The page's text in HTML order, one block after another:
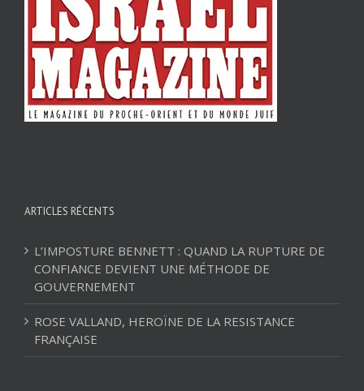
ARTICLES RÉCENTS
L’IMPOSTURE BENNETT : QUAND LA RUPTURE DE
CONFIANCE DEVIENT UNE MÉTHODE DE
GOUVERNEMENT
ROSE VALLAND, HEROÏNE DE LA RESISTANCE
FRANÇAISE